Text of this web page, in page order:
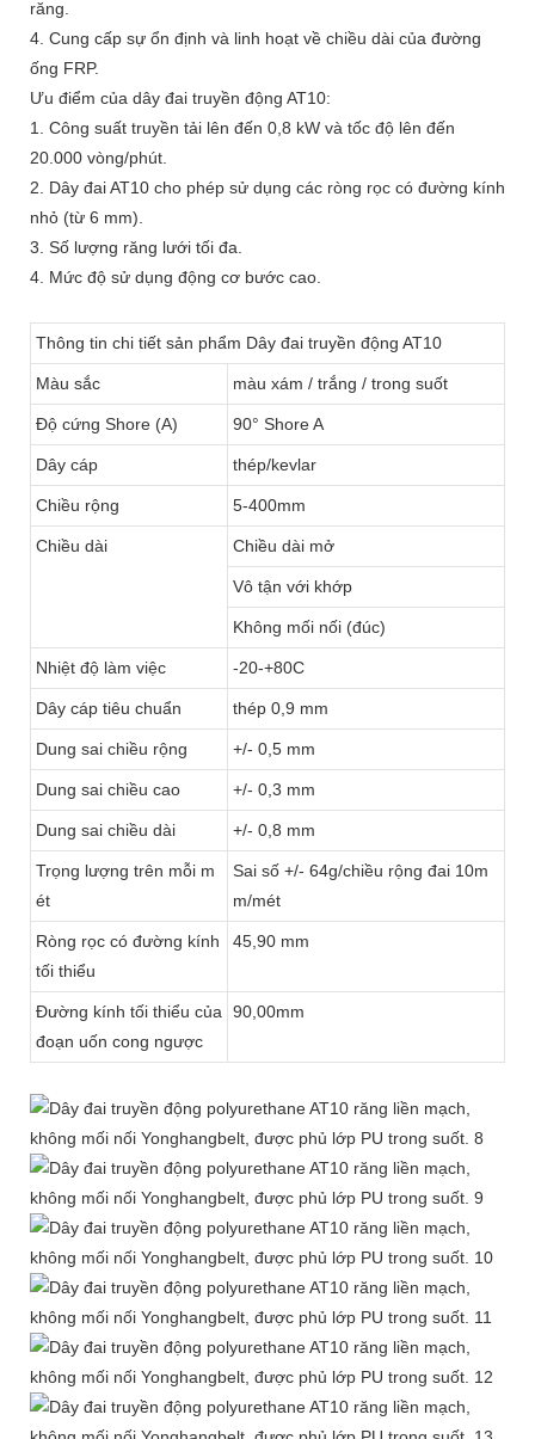
răng.
4. Cung cấp sự ổn định và linh hoạt về chiều dài của đường
ống FRP.
Ưu điểm của dây đai truyền động AT10:
1. Công suất truyền tải lên đến 0,8 kW và tốc độ lên đến
20.000 vòng/phút.
2. Dây đai AT10 cho phép sử dụng các ròng rọc có đường kính
nhỏ (từ 6 mm).
3. Số lượng răng lưới tối đa.
4. Mức độ sử dụng động cơ bước cao.
Thông tin chi tiết sản phẩm Dây đai truyền động AT10
Màu sắc màu xám / trắng / trong suốt
Độ cứng Shore (A) 90° Shore A
Dây cáp thép/kevlar
Chiều rộng 5-400mm
Chiều dài Chiều dài mở
Vô tận với khớp
Không mối nối (đúc)
Nhiệt độ làm việc -20-+80C
Dây cáp tiêu chuẩn thép 0,9 mm
Dung sai chiều rộng +/- 0,5 mm
Dung sai chiều cao +/- 0,3 mm
Dung sai chiều dài +/- 0,8 mm
Trọng lượng trên mỗi m
ét
Sai số +/- 64g/chiều rộng đai 10m
m/mét
Ròng rọc có đường kính
tối thiểu
45,90 mm
Đường kính tối thiểu của
đoạn uốn cong ngược
90,00mm